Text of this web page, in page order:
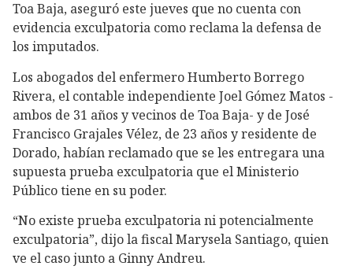
Toa Baja, aseguró este jueves que no cuenta con
evidencia exculpatoria como reclama la defensa de
los imputados.
Los abogados del enfermero Humberto Borrego
Rivera, el contable independiente Joel Gómez Matos -
ambos de 31 años y vecinos de Toa Baja- y de José
Francisco Grajales Vélez, de 23 años y residente de
Dorado, habían reclamado que se les entregara una
supuesta prueba exculpatoria que el Ministerio
Público tiene en su poder.
“No existe prueba exculpatoria ni potencialmente
exculpatoria”, dijo la fiscal Marysela Santiago, quien
ve el caso junto a Ginny Andreu.